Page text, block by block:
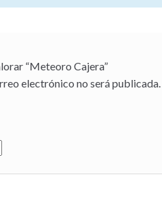
“Meteoro Cajera”
electrónico no será publicada.